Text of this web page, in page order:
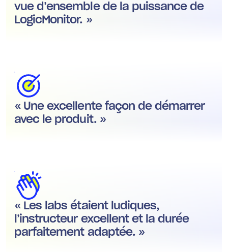
vue d’ensemble de la puissance de
LogicMonitor. »
« Une excellente façon de démarrer
avec le produit. »
« Les labs étaient ludiques,
l’instructeur excellent et la durée
parfaitement adaptée. »